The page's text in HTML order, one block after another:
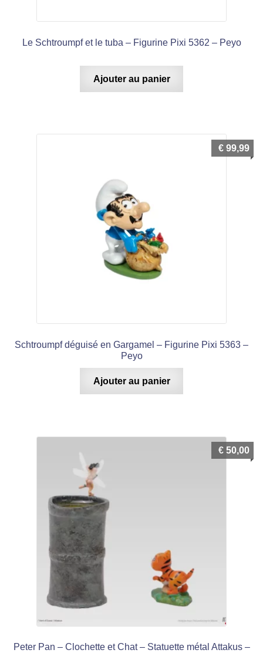
Le Schtroumpf et le tuba – Figurine Pixi 5362 – Peyo
Ajouter au panier
Schtroumpf déguisé en Gargamel – Figurine Pixi 5363 –
Peyo
€ 99,99
Ajouter au panier
Peter Pan – Clochette et Chat – Statuette métal Attakus –
€ 50,00